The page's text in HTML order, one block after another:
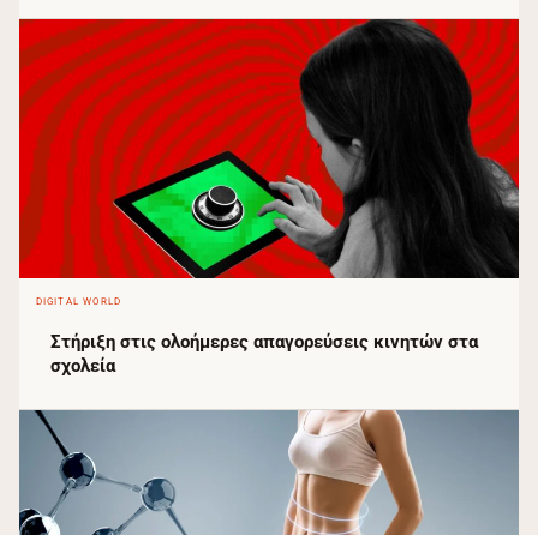
DIGITAL WORLD
Στήριξη στις ολοήμερες απαγορεύσεις κινητών στα
σχολεία